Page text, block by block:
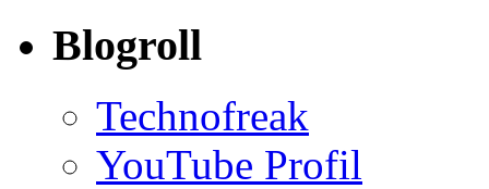
Blogroll
Technofreak
YouTube Profil